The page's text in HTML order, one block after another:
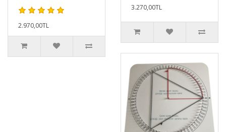
2.970,00TL
3.270,00TL